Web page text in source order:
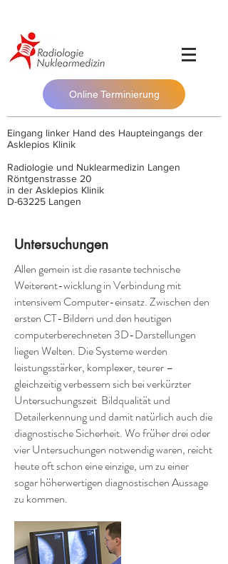
Online Terminierung
Eingang linker Hand des Haupteingangs der
Asklepios Klinik
Radiologie und Nuklearmedizin Langen
Röntgenstrasse 20
in der Asklepios Klinik
D-63225 Langen
Untersuchungen
Allen gemein ist die rasante technische
Weiterent-wicklung in Verbindung mit
intensivem Computer-einsatz. Zwischen den
ersten CT-Bildern und den heutigen
computerberechneten 3D-Darstellungen
liegen Welten. Die Systeme werden
leistungsstärker, komplexer, teurer –
gleichzeitig verbessern sich bei verkürzter
Untersuchungszeit Bildqualität und
Detailerkennung und damit natürlich auch die
diagnostische Sicherheit. Wo früher drei oder
vier Untersuchungen notwendig waren, reicht
heute oft schon eine einzige, um zu einer
sogar höherwertigen diagnostischen Aussage
zu kommen.